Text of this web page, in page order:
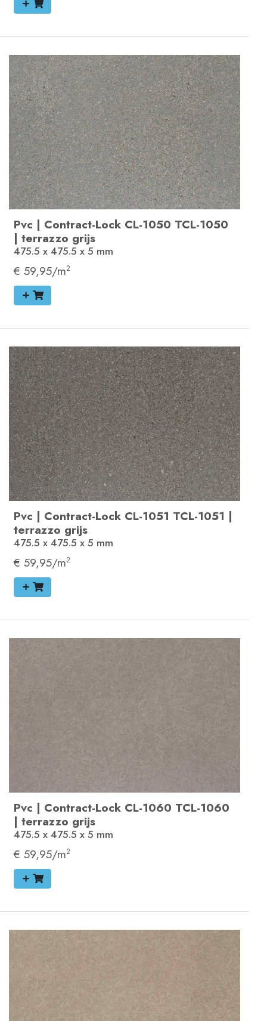
Pvc | Contract-Lock CL-1050 TCL-1050
| terrazzo grijs
475.5 x 475.5 x 5 mm
€ 59,95/m2
Pvc | Contract-Lock CL-1051 TCL-1051 |
terrazzo grijs
475.5 x 475.5 x 5 mm
€ 59,95/m2
Pvc | Contract-Lock CL-1060 TCL-1060
| terrazzo grijs
475.5 x 475.5 x 5 mm
€ 59,95/m2